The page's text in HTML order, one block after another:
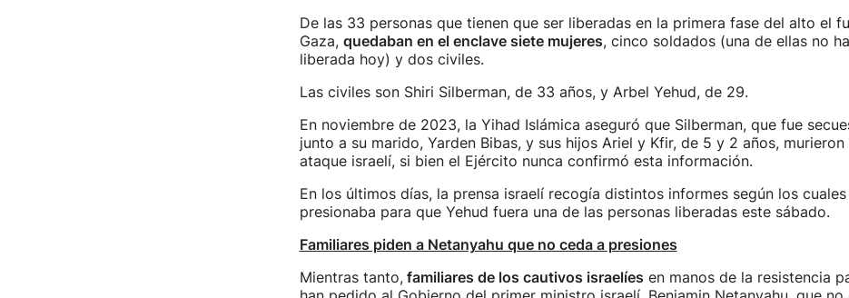
De las 33 personas que tienen que ser liberadas en la primera fase del alto el
Gaza, quedaban en el enclave siete mujeres, cinco soldados (una de ellas no
liberada hoy) y dos civiles.
Las civiles son Shiri Silberman, de 33 años, y Arbel Yehud, de 29.
En noviembre de 2023, la Yihad Islámica aseguró que Silberman, que fue
junto a su marido, Yarden Bibas, y sus hijos Ariel y Kfir, de 5 y 2 años, murieron
ataque israelí, si bien el Ejército nunca confirmó esta información.
En los últimos días, la prensa israelí recogía distintos informes según los cuales
presionaba para que Yehud fuera una de las personas liberadas este sábado.
Familiares piden a Netanyahu que no ceda a presiones
Mientras tanto,familiares de los cautivos israelíes en manos de la resistencia